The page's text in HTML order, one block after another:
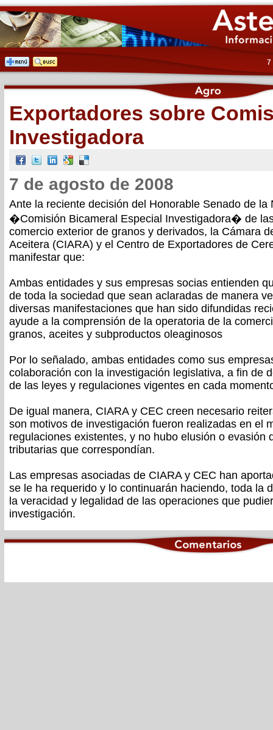
7
Exportadores sobre
Investigadora
7 de agosto de 2008
Ante la reciente decisión del Honorable Senado de la
�Comisión Bicameral Especial Investigadora� de
comercio exterior de granos y derivados, la Cámara
Aceitera (CIARA) y el Centro de Exportadores de
manifestar que:
Ambas entidades y sus empresas socias entienden
de toda la sociedad que sean aclaradas de manera
diversas manifestaciones que han sido difundidas
ayude a la comprensión de la operatoria de la
granos, aceites y subproductos oleaginosos
Por lo señalado, ambas entidades como sus
colaboración con la investigación legislativa, a fin de
de las leyes y regulaciones vigentes en cada
De igual manera, CIARA y CEC creen necesario
son motivos de investigación fueron realizadas en el
regulaciones existentes, y no hubo elusión o evasión
tributarias que correspondían.
Las empresas asociadas de CIARA y CEC han
se le ha requerido y lo continuarán haciendo, toda la
la veracidad y legalidad de las operaciones que
investigación.